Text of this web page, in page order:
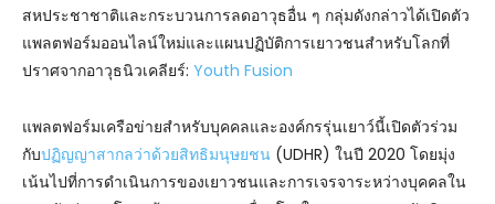
สหประชาชาติและกระบวนการลดอาวุธอื่น ๆ กลุ่มดังกล่าวได้เปิดตัว
แพลตฟอร์มออนไลน์ใหม่และแผนปฏิบัติการเยาวชนสำหรับโลกที่
ปราศจากอาวุธนิวเคลียร์: Youth Fusion
แพลตฟอร์มเครือข่ายสำหรับบุคคลและองค์กรรุ่นเยาว์นี้เปิดตัวร่วม
กับปฏิญญาสากลว่าด้วยสิทธิมนุษยชน (UDHR) ในปี 2020 โดยมุ่ง
เน้นไปที่การดำเนินการของเยาวชนและการเจรจาระหว่างบุคคลใน